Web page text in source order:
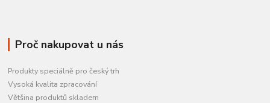
Proč nakupovat u nás
Produkty speciálně pro český trh
Vysoká kvalita zpracování
Většina produktů skladem